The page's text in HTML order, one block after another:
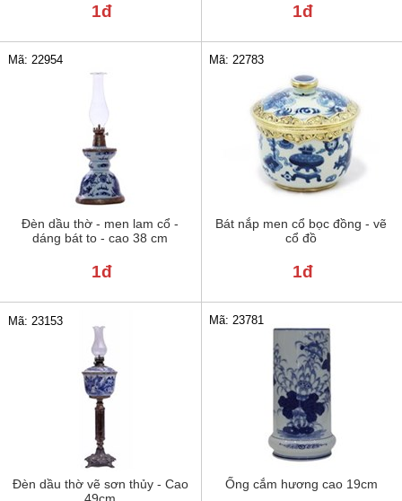
1đ 1đ
Đèn dầu thờ - men lam cổ -
dáng bát to - cao 38 cm
Mã: 22954
1đ
Bát nắp men cổ bọc đồng - vẽ
cổ đồ
Mã: 22783
1đ
Đèn dầu thờ vẽ sơn thủy - Cao
Mã: 23153
Ống cắm hương cao 19cm
Mã: 23781